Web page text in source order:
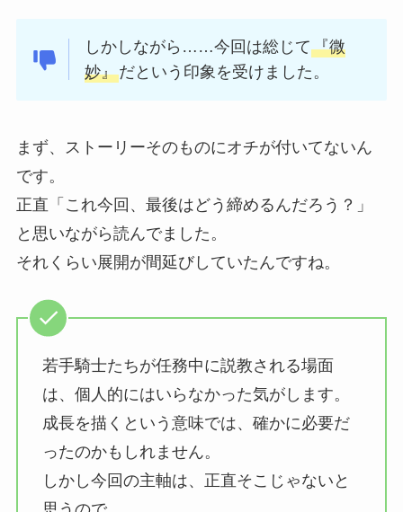
しかしながら……今回は総じて『微
妙』だという印象を受けました。
まず、ストーリーそのものにオチが付いてないん
です。
正直「これ今回、最後はどう締めるんだろう？」
と思いながら読んでました。
それくらい展開が間延びしていたんですね。
若手騎士たちが任務中に説教される場面
は、個人的にはいらなかった気がします。
成長を描くという意味では、確かに必要だ
ったのかもしれません。
しかし今回の主軸は、正直そこじゃないと